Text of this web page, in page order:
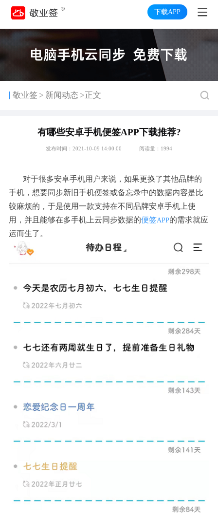
下载APP
敬业签 > 新闻动态 >正文
有哪些安卓手机便签APP下载推荐?
发布时间：2021-10-09 14:00:00 阅读量：1994
对于很多安卓手机用户来说，如果更换了其他品牌的
手机，想要同步新旧手机便签或备忘录中的数据内容是比
较麻烦的，于是使用一款支持在不同品牌安卓手机上使
用，并且能够在多手机上云同步数据的便签APP的需求就应
运而生了。